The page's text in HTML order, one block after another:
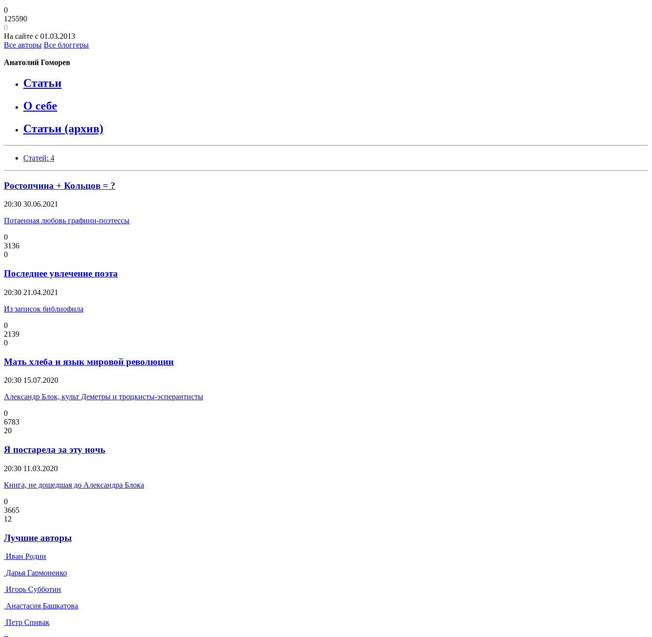
0
125590
0
На сайте с 01.03.2013
Все авторы Все блоггеры
Анатолий Гоморев
Статьи
О себе
Статьи (архив)
Статей: 4
Ростопчина + Кольцов = ?
20:30 30.06.2021
Потаенная любовь графини-поэтессы
0
3136
0
Последнее увлечение поэта
20:30 21.04.2021
Из записок библиофила
0
2139
0
Мать хлеба и язык мировой революции
20:30 15.07.2020
Александр Блок, культ Деметры и троцкисты-эсперантисты
0
6783
20
Я постарела за эту ночь
20:30 11.03.2020
Книга, не дошедшая до Александра Блока
0
3665
12
Лучшие авторы
Иван Родин
Дарья Гармоненко
Игорь Субботин
Анастасия Башкатова
Петр Спивак